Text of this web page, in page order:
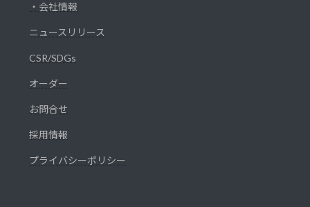
・会社情報
ニュースリリース
CSR/SDGs
オーダー
お問合せ
採用情報
プライバシーポリシー